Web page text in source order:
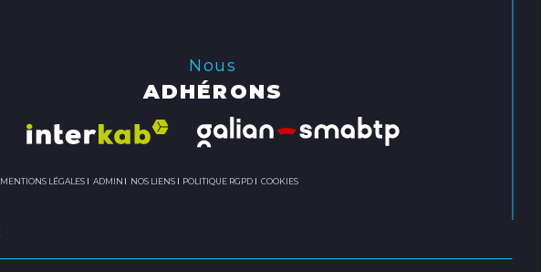
Nous
ADHÉRONS
MENTIONS LÉGALES ADMIN NOS LIENS POLITIQUE RGPD COOKIES